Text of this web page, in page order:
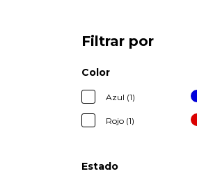
Filtrar por
Color
Azul (1)
Rojo (1)
Estado